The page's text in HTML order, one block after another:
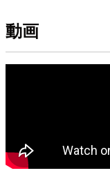
動画